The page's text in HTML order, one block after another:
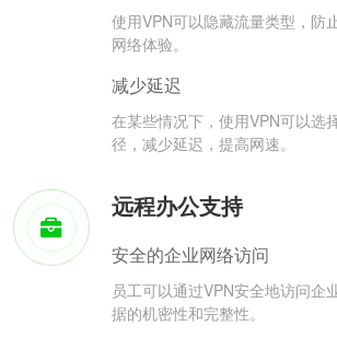
使用VPN可以隐藏流量类型，防
网络体验。
减少延迟
在某些情况下，使用VPN可以选
径，减少延迟，提高网速。
远程办公支持
安全的企业网络访问
员工可以通过VPN安全地访问企
据的机密性和完整性。